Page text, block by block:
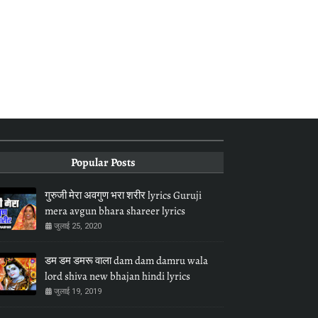
Popular Posts
गुरुजी मेरा अवगुण भरा शरीर lyrics Guruji
mera avgun bhara shareer lyrics
जुलाई 25, 2020
डम डम डमरू वाला dam dam damru wala
lord shiva new bhajan hindi lyrics
जुलाई 19, 2019